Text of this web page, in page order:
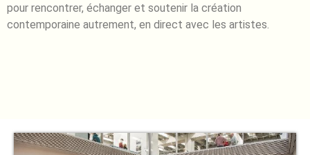
pour rencontrer, échanger et soutenir la création
contemporaine autrement, en direct avec les artistes.